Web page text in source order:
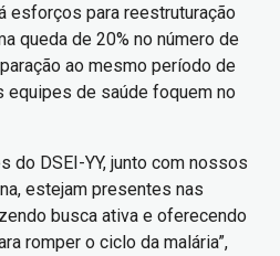
esforços para reestruturação
queda de 20% no número de
ao mesmo período de
equipes de saúde foquem no
do DSEI-YY, junto com nossos
estejam presentes nas
busca ativa e oferecendo
romper o ciclo da malária”,